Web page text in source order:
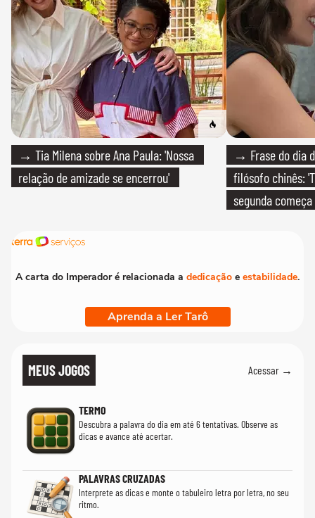
→ Tia Milena sobre Ana Paula: 'Nossa
relação de amizade se encerrou'
→ Frase do dia
filósofo chinês:
segunda
A carta do Imperador é relacionada a dedicação e estabilidade.
Aprenda a Ler Tarô
MEUS JOGOS Acessar →
TERMO
Descubra a palavra do dia em até 6 tentativas. Observe as
dicas e avance até acertar.
PALAVRAS CRUZADAS
Interprete as dicas e monte o tabuleiro letra por letra, no seu
ritmo.